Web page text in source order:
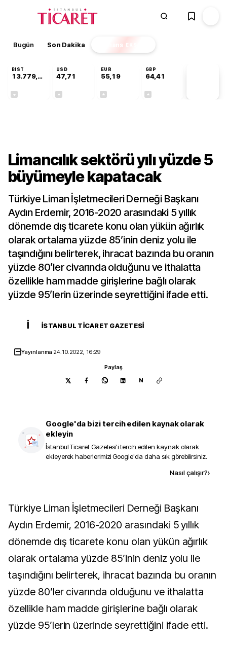
Bugün Son Dakika Finans EKSTRA
BIST
13.779,39
USD
47,71
EUR
55,19
GBP
64,41
Limancılık sektörü yılı yüzde 5
büyümeyle kapatacak
Türkiye Liman İşletmecileri Derneği Başkanı
Aydın Erdemir, 2016-2020 arasındaki 5 yıllık
dönemde dış ticarete konu olan yükün ağırlık
olarak ortalama yüzde 85’inin deniz yolu ile
taşındığını belirterek, ihracat bazında bu oranın
yüzde 80’ler civarında olduğunu ve ithalatta
özellikle ham madde girişlerine bağlı olarak
yüzde 95’lerin üzerinde seyrettiğini ifade etti.
İ İSTANBUL TICARET GAZETESI
Yayınlanma 24.10.2022, 16:29
Paylaş
N
Google'da bizi tercih edilen kaynak olarak
ekleyin
İstanbul Ticaret Gazetesi'i tercih edilen kaynak olarak
ekleyerek haberlerimizi Google'da daha sık görebilirsiniz.
Nasıl çalışır?›
Türkiye Liman İşletmecileri Derneği Başkanı
Aydın Erdemir, 2016-2020 arasındaki 5 yıllık
dönemde dış ticarete konu olan yükün ağırlık
olarak ortalama yüzde 85’inin deniz yolu ile
taşındığını belirterek, ihracat bazında bu oranın
yüzde 80’ler civarında olduğunu ve ithalatta
özellikle ham madde girişlerine bağlı olarak
yüzde 95’lerin üzerinde seyrettiğini ifade etti.